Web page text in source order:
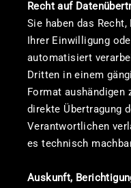
Recht auf
Sie haben das
Ihrer Einwilligung
automatisiert
Dritten in einem
Format aushändigen
direkte Übertragung
Verantwortlichen
es technisch
Auskunft,